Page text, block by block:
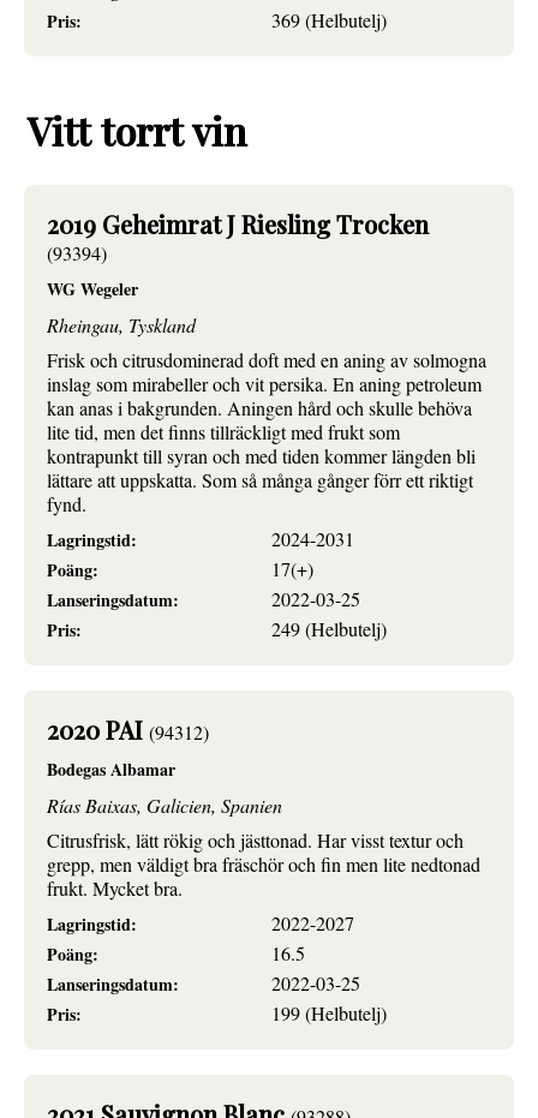
Pris:
369 (Helbutelj)
Vitt torrt vin
2019 Geheimrat J Riesling Trocken
(93394)
WG Wegeler
Rheingau, Tyskland
Frisk och citrusdominerad doft med en aning av solmogna
inslag som mirabeller och vit persika. En aning petroleum
kan anas i bakgrunden. Aningen hård och skulle behöva
lite tid, men det finns tillräckligt med frukt som
kontrapunkt till syran och med tiden kommer längden bli
lättare att uppskatta. Som så många gånger förr ett riktigt
fynd.
Lagringstid:
2024-2031
Poäng:
17(+)
Lanseringsdatum:
2022-03-25
Pris:
249 (Helbutelj)
2020 PAI (94312)
Bodegas Albamar
Rías Baixas, Galicien, Spanien
Citrusfrisk, lätt rökig och jästtonad. Har visst textur och
grepp, men väldigt bra fräschör och fin men lite nedtonad
frukt. Mycket bra.
Lagringstid:
2022-2027
Poäng:
16.5
Lanseringsdatum:
2022-03-25
Pris:
199 (Helbutelj)